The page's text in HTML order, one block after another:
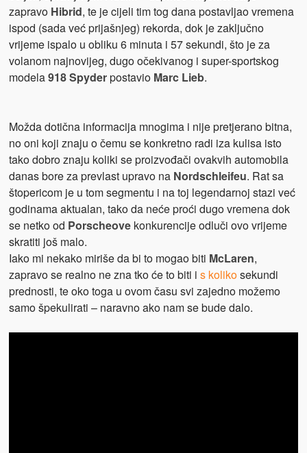
zapravo Hibrid, te je cijeli tim tog dana postavljao vremena
ispod (sada već prijašnjeg) rekorda, dok je zaključno
vrijeme ispalo u obliku 6 minuta i 57 sekundi, što je za
volanom najnovijeg, dugo očekivanog i super-sportskog
modela918 Spyderpostavio Marc Lieb.
Možda dotična informacija mnogima i nije pretjerano bitna,
no oni koji znaju o čemu se konkretno radi iza kulisa isto
tako dobro znaju koliki se proizvođači ovakvih automobila
danas bore za prevlast upravo na Nordschleifeu. Rat sa
štopericom je u tom segmentu i na toj legendarnoj stazi već
godinama aktualan, tako da neće proći dugo vremena dok
se netko od Porscheove konkurencije odluči ovo vrijeme
skratiti još malo.
Iako mi nekako miriše da bi to mogao biti McLaren,
zapravo se realno ne zna tko će to biti i s kolikosekundi
prednosti, te oko toga u ovom času svi zajedno možemo
samo špekulirati – naravno ako nam se bude dalo.